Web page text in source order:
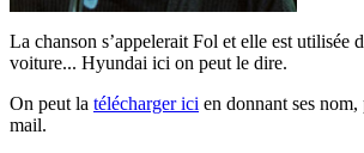
La chanson s’appelerait Fol et elle est utilisée
voiture... Hyundai ici on peut le dire.
On peut la télécharger ici en donnant ses nom,
mail.